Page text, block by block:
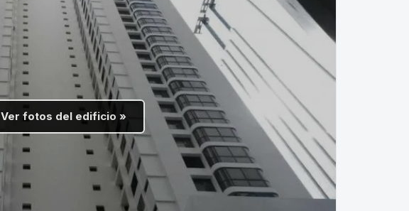
Ver fotos del edificio »